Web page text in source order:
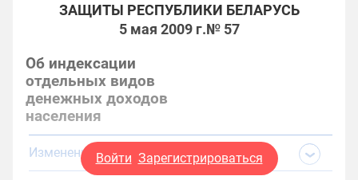
ЗАЩИТЫ РЕСПУБЛИКИ БЕЛАРУСЬ
5 мая 2009 г.№ 57
Об индексации
отдельных видов
денежных доходов
населения
Изменения и дополнения:
Войти Зарегистрироваться